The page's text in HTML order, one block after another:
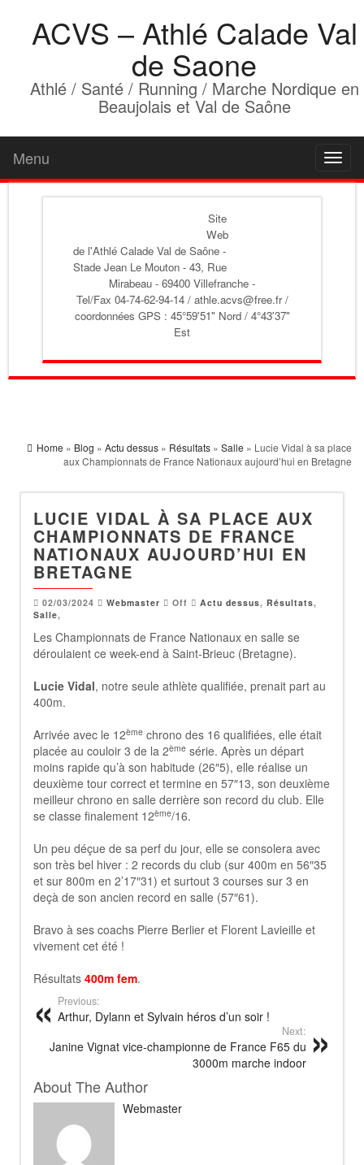
ACVS – Athlé Calade Val
de Saone
Athlé / Santé / Running / Marche Nordique en
Beaujolais et Val de Saône
Menu
Site
Web
de l'Athlé Calade Val de Saône -
Stade Jean Le Mouton - 43, Rue
Mirabeau - 69400 Villefranche -
Tel/Fax 04-74-62-94-14 / athle.acvs@free.fr /
coordonnées GPS : 45°59'51" Nord / 4°43'37"
Est
Home » Blog » Actu dessus » Résultats » Salle » Lucie Vidal à sa place
aux Championnats de France Nationaux aujourd’hui en Bretagne
LUCIE VIDAL À SA PLACE AUX
CHAMPIONNATS DE FRANCE
NATIONAUX AUJOURD’HUI EN
BRETAGNE
02/03/2024 Webmaster Off Actu dessus, Résultats,
Salle,
Les Championnats de France Nationaux en salle se
déroulaient ce week-end à Saint-Brieuc (Bretagne).
Lucie Vidal, notre seule athlète qualifiée, prenait part au
400m.
Arrivée avec le 12ème chrono des 16 qualifiées, elle était
placée au couloir 3 de la 2ème série. Après un départ
moins rapide qu’à son habitude (26″5), elle réalise un
deuxième tour correct et termine en 57″13, son deuxième
meilleur chrono en salle derrière son record du club. Elle
se classe finalement 12ème/16.
Un peu déçue de sa perf du jour, elle se consolera avec
son très bel hiver : 2 records du club (sur 400m en 56″35
et sur 800m en 2’17″31) et surtout 3 courses sur 3 en
deçà de son ancien record en salle (57″61).
Bravo à ses coachs Pierre Berlier et Florent Lavieille et
vivement cet été !
Résultats 400m fem.
Previous:
Arthur, Dylann et Sylvain héros d’un soir !
Next:
Janine Vignat vice-championne de France F65 du
3000m marche indoor
About The Author
Webmaster